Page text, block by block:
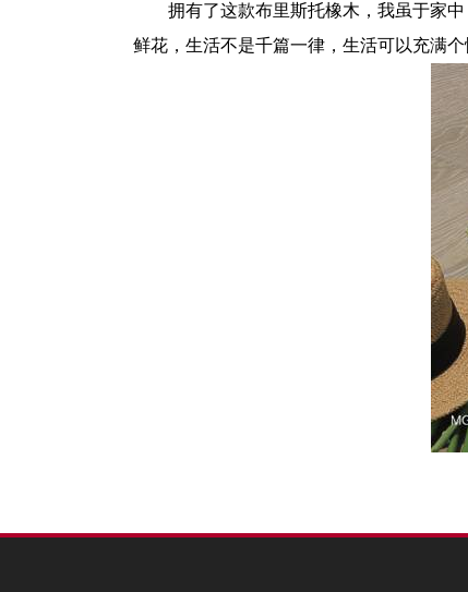
拥有了这款布里斯托橡木，我虽于家
鲜花，生活不是千篇一律，生活可以充满个